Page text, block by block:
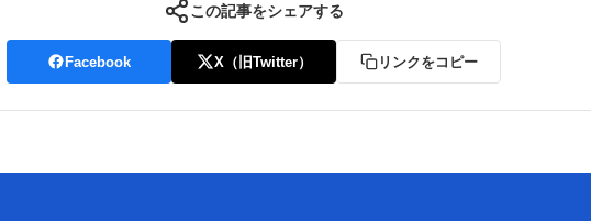
この記事をシェアする
Facebook X（旧Twitter） リンクをコピー